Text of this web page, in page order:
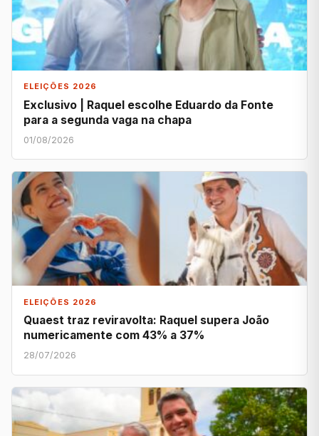
ELEIÇÕES 2026
Exclusivo | Raquel escolhe Eduardo da Fonte
para a segunda vaga na chapa
01/08/2026
ELEIÇÕES 2026
Quaest traz reviravolta: Raquel supera João
numericamente com 43% a 37%
28/07/2026